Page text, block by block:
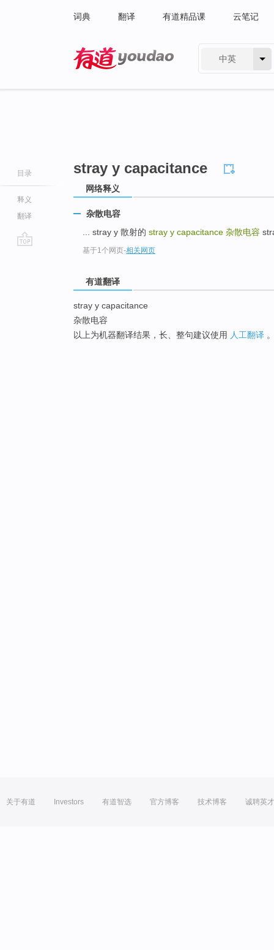
词典 翻译 有道精品课 云笔记
中英
目录
释义
翻译
stray y capacitance
网络释义
杂散电容
... stray y 散射的 stray y capacitance 杂散电容
基于1个网页-相关网页
有道翻译
stray y capacitance
杂散电容
以上为机器翻译结果，长、整句建议使用 人工翻译
关于有道 Investors 有道智选 官方博客 技术博客 诚聘英才